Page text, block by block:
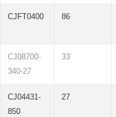
CJFT0400 86
CJ08700-
340-27
33
CJ04431-
850
27